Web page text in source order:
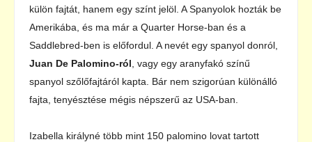
külön fajtát, hanem egy színt jelöl. A Spanyolok hozták be
Amerikába, és ma már a Quarter Horse-ban és a
Saddlebred-ben is előfordul. A nevét egy spanyol donról,
Juan De Palomino-ról , vagy egy aranyfakó színű
spanyol szőlőfajtáról kapta. Bár nem szigorúan különálló
fajta, tenyésztése mégis népszerű az USA-ban.
Izabella királyné több mint 150 palomino lovat tartott